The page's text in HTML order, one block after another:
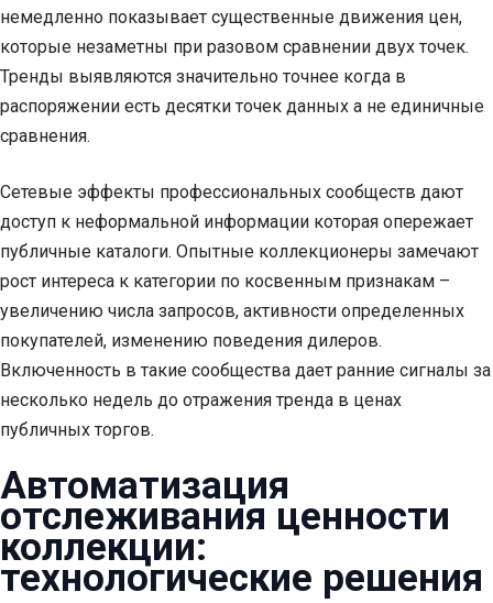
немедленно показывает существенные движения цен,
которые незаметны при разовом сравнении двух точек.
Тренды выявляются значительно точнее когда в
распоряжении есть десятки точек данных а не единичные
сравнения.
Сетевые эффекты профессиональных сообществ дают
доступ к неформальной информации которая опережает
публичные каталоги. Опытные коллекционеры замечают
рост интереса к категории по косвенным признакам –
увеличению числа запросов, активности определенных
покупателей, изменению поведения дилеров.
Включенность в такие сообщества дает ранние сигналы за
несколько недель до отражения тренда в ценах
публичных торгов.
Автоматизация
отслеживания ценности
коллекции:
технологические решения